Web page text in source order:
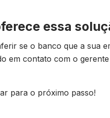
essa
se o banco que a sua
em contato com o
para o próximo passo!